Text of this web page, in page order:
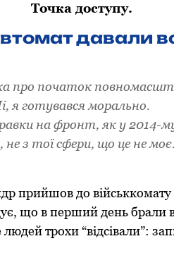
Точка доступу.
давали
про початок
я готувався морально.
на фронт, як у 2014-му
не з тої сфери, що це не
прийшов до військкомату
що в перший день брали
трохи “відсівали”: